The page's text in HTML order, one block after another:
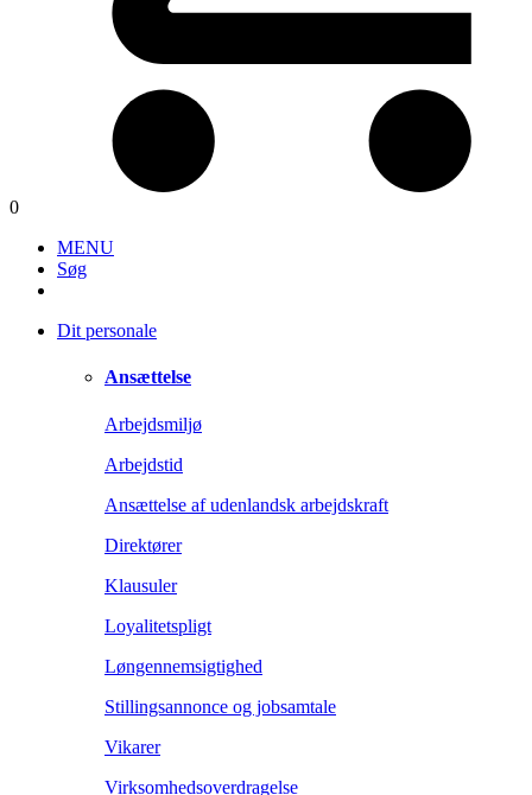
0
MENU
Søg
Dit personale
Ansættelse
Arbejdsmiljø
Arbejdstid
Ansættelse af udenlandsk arbejdskraft
Direktører
Klausuler
Loyalitetspligt
Løngennemsigtighed
Stillingsannonce og jobsamtale
Vikarer
Virksomhedsoverdragelse